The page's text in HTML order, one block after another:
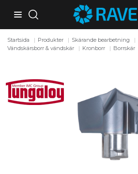
Startsida Produkter Skärande bearbetning
Vändskärsborr & vändskär
Kronborr Borrskär